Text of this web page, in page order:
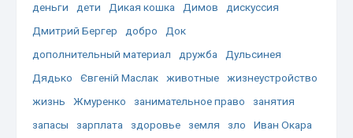
деньги
дети Дикая кошка Димов
дискуссия
Дмитрий Бергер
добро
Док
дополнительный материал
дружба
Дульсинея
Дядько
Євгеній Маслак животные
жизнеустройство
жизнь
Жмуренко занимательное право
занятия
запасы
зарплата здоровье земля зло
Иван Окара